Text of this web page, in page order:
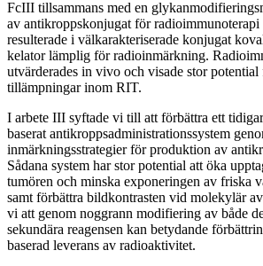
FcIII tillsammans med en
av antikroppskonjugat för
resulterade i välkarakteriserade konjugat
kelator lämplig för radioinmärkning.
utvärderades in vivo och visade stor
tillämpningar inom RIT.
I arbete III syftade vi till att förbättra ett
baserat antikroppsadministrationssystem
inmärkningsstrategier för produktion av
Sådana system har stor potential att öka
tumören och minska exponeringen av friska
samt förbättra bildkontrasten vid molekylär
vi att genom noggrann modifiering av både
sekundära reagensen kan betydande
baserad leverans av radioaktivitet.